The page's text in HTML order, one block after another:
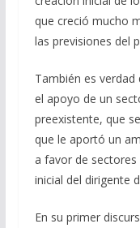
que creció mucho
las previsiones del
También es
el apoyo de un
preexistente, que
que le aportó un
a favor de
inicial del dirigente
En su primer